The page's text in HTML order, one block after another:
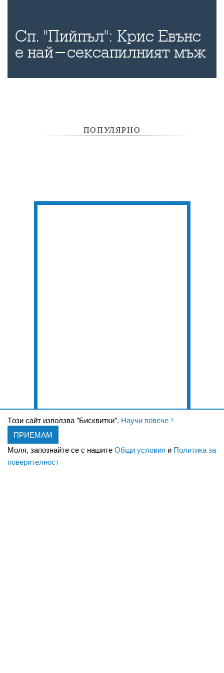
Сп. "Пийпъл": Крис Евънс
е най-сексапилният мъж
ПОПУЛЯРНО
Tози сайт използва "Бисквитки". Научи повече
ПРИЕМАМ
Моля, запознайте се с нашитеОбщи условия и Политика за
поверителност